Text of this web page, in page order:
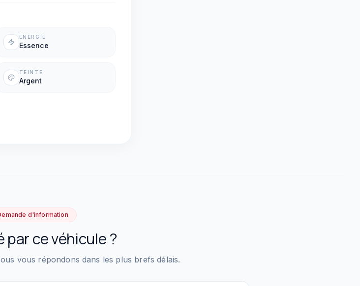
ÉNERGIE
Essence
TEINTE
Argent
d'information
par ce véhicule ?
vous répondons dans les plus brefs délais.